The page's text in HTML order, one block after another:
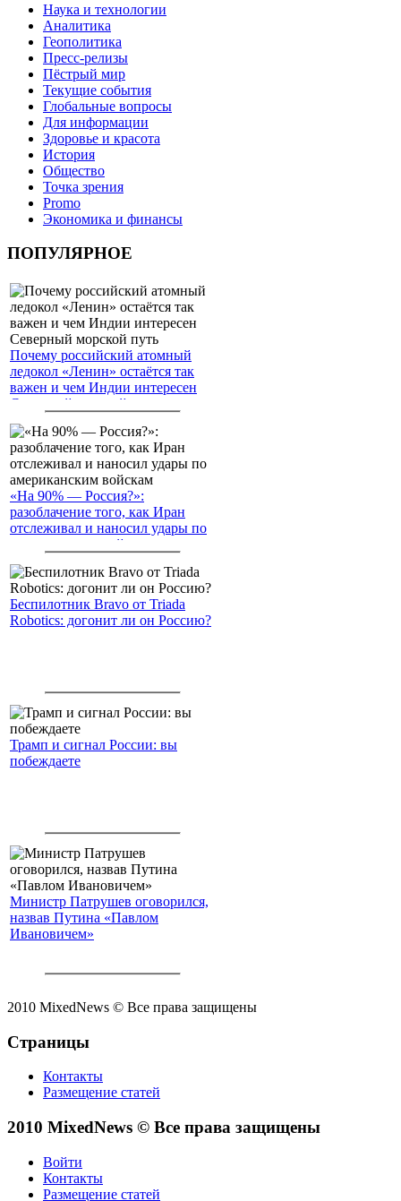
Наука и технологии
Аналитика
Геополитика
Пресс-релизы
Пёстрый мир
Текущие события
Глобальные вопросы
Для информации
Здоровье и красота
История
Общество
Точка зрения
Promo
Экономика и финансы
ПОПУЛЯРНОЕ
Почему российский атомный
ледокол «Ленин» остаётся так
важен и чем Индии интересен
Северный морской путь
«На 90% — Россия?»:
разоблачение того, как Иран
отслеживал и наносил удары по
американским войскам
Беспилотник Bravo от Triada
Robotics: догонит ли он Россию?
Трамп и сигнал России: вы
побеждаете
Министр Патрушев оговорился,
назвав Путина «Павлом
Ивановичем»
2010 MixedNews © Все права защищены
Страницы
Контакты
Размещение статей
2010 MixedNews © Все права защищены
Войти
Контакты
Размещение статей